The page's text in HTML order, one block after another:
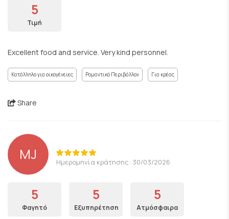
5
Τιμή
Excellent food and service. Very kind personnel.
Κατάλληλο για οικογένειες Ρομαντικό Περιβάλλον Για κρέας
Share
MJ Ημερομηνία κράτησης: 30/03/2026
5
Φαγητό
5
Εξυπηρέτηση
5
Ατμόσφαιρα